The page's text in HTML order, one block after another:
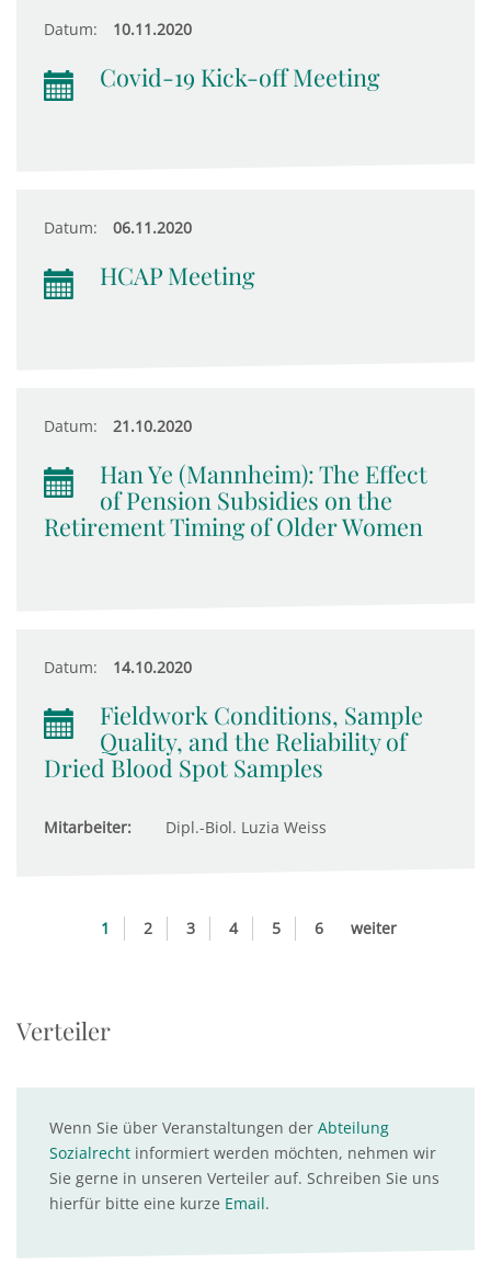
Datum: 10.11.2020
Covid-19 Kick-off Meeting
Datum: 06.11.2020
HCAP Meeting
Datum: 21.10.2020
Han Ye (Mannheim): The Effect
of Pension Subsidies on the
Retirement Timing of Older Women
Datum: 14.10.2020
Fieldwork Conditions, Sample
Quality, and the Reliability of
Dried Blood Spot Samples
Mitarbeiter: Dipl.-Biol. Luzia Weiss
1 2 3 4 5 6 weiter
Verteiler
Wenn Sie über Veranstaltungen der Abteilung
Sozialrecht informiert werden möchten, nehmen wir
Sie gerne in unseren Verteiler auf. Schreiben Sie uns
hierfür bitte eine kurze Email.